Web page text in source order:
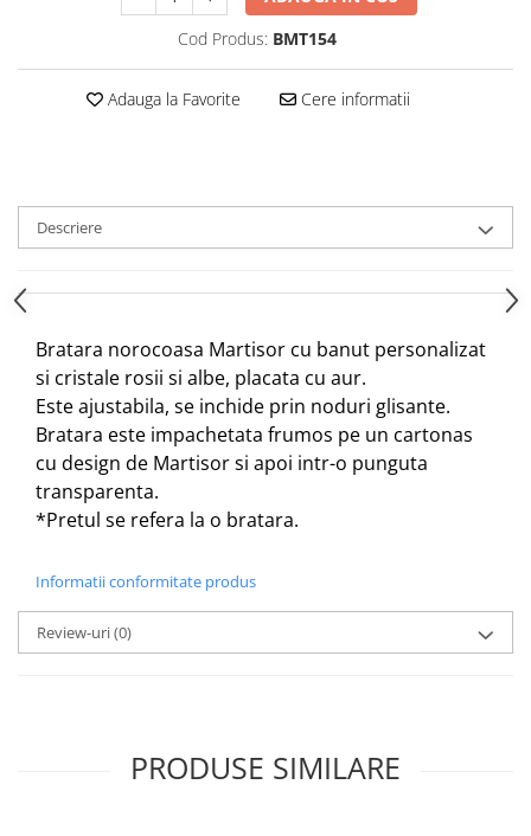
Cod Produs: BMT154
Adauga la Favorite Cere informatii
Descriere
Bratara norocoasa Martisor cu banut personalizat
si cristale rosii si albe, placata cu aur.
Este ajustabila, se inchide prin noduri glisante.
Bratara este impachetata frumos pe un cartonas
cu design de Martisor si apoi intr-o punguta
transparenta.
*Pretul se refera la o bratara.
Informatii conformitate produs
Review-uri(0)
PRODUSE SIMILARE